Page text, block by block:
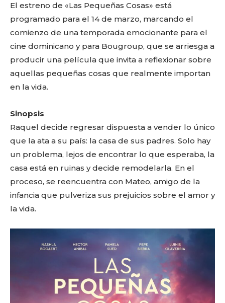
El estreno de «Las Pequeñas Cosas» está
programado para el 14 de marzo, marcando el
comienzo de una temporada emocionante para el
cine dominicano y para Bougroup, que se arriesga a
producir una película que invita a reflexionar sobre
aquellas pequeñas cosas que realmente importan
en la vida.
Sinopsis
Raquel decide regresar dispuesta a vender lo único
que la ata a su país: la casa de sus padres. Solo hay
un problema, lejos de encontrar lo que esperaba, la
casa está en ruinas y decide remodelarla. En el
proceso, se reencuentra con Mateo, amigo de la
infancia que pulveriza sus prejuicios sobre el amor y
la vida.